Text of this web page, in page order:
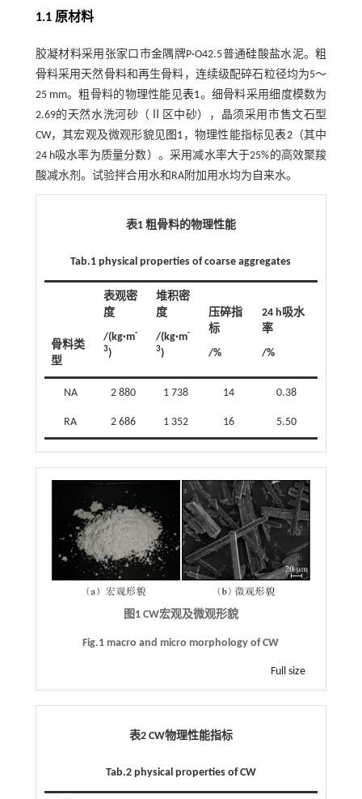
1.1 原材料
胶凝材料采用张家口市金隅牌P·O42.5普通硅酸盐水泥。粗
骨料采用天然骨料和再生骨料，连续级配碎石粒径均为5～
25 mm。粗骨料的物理性能见表1。细骨料采用细度模数为
2.69的天然水洗河砂（Ⅱ区中砂），晶须采用市售文石型
CW，其宏观及微观形貌见图1 ，物理性能指标见表2（其中
24 h吸水率为质量分数）。采用减水率大于25%的高效聚羧
酸减水剂。试验拌合用水和RA附加用水均为自来水。
表1 粗骨料的物理性能
Tab.1 physical properties of coarse aggregates
骨料类
型
表观密
度
/(kg·m-
3)
堆积密
度
/(kg·m-
3)
压碎指
标
/%
24 h吸水
率
/%
NA 2 880 1 738 14 0.38
RA 2 686 1 352 16 5.50
图1 CW宏观及微观形貌
Fig.1 macro and micro morphology of CW
Full size
表2 CW物理性能指标
Tab.2 physical properties of CW